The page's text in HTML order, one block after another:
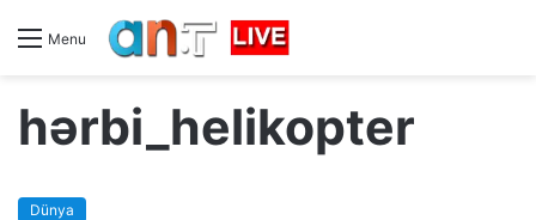
Menu
hərbi_helikopter
Dünya